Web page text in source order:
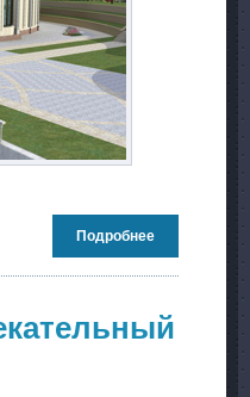
Подробнее
здания
корпуса в